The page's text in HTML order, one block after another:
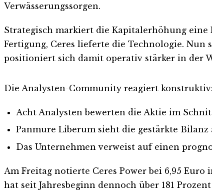
Verwässerungssorgen.
Strategisch markiert die Kapitalerhöhung
Fertigung, Ceres lieferte die Technologie.
positioniert sich damit operativ stärker in der
Die Analysten-Community reagiert konstruktiv:
Acht Analysten bewerten die Aktie im
Panmure Liberum sieht die gestärkte
Das Unternehmen verweist auf einen
Am Freitag notierte Ceres Power bei 6,95
hat seit Jahresbeginn dennoch über 181